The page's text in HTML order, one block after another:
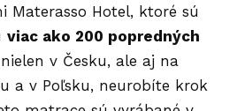
Materasso Hotel, ktoré sú
viac ako 200 popredných
nielen v Česku, ale aj na
a v Poľsku, neurobíte krok